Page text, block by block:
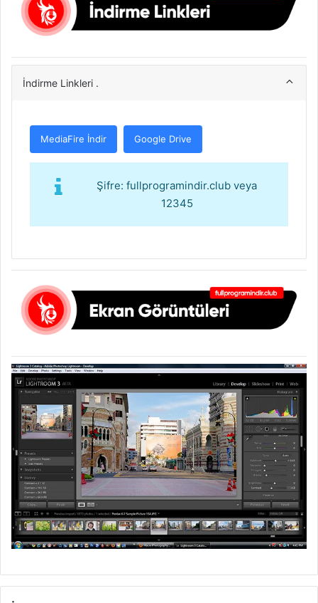
İndirme Linkleri .
MediaFire İndir Google Drive
Şifre: fullprogramindir.club veya
12345